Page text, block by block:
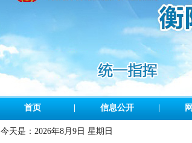
首页 信息公开
今天是： 2026年8月9日 星期日